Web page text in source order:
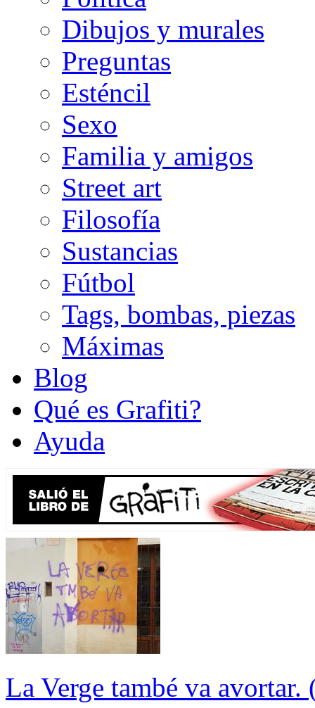
Dibujos y murales
Preguntas
Esténcil
Sexo
Familia y amigos
Street art
Filosofía
Sustancias
Fútbol
Tags, bombas, piezas
Máximas
Blog
Qué es Grafiti?
Ayuda
La Verge també va